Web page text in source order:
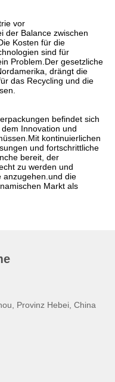
vor
der Balance zwischen
Kosten für die
sind für
Problem.Der gesetzliche
drängt die
das Recycling und die
befindet sich
Innovation und
kontinuierlichen
und fortschrittliche
bereit, der
zu werden und
anzugehen.und die
Markt als
Provinz Hebei, China